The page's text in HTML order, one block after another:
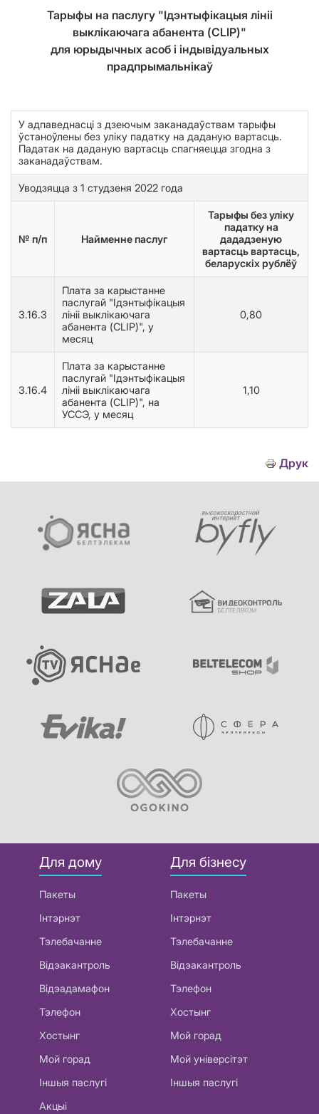
Тарыфы на паслугу "Ідэнтыфікацыя лініі
выклікаючага абанента (CLIP)"
для юрыдычных асоб і індывідуальных
прадпрымальнікаў
У адпаведнасці з дзеючым заканадаўствам тарыфы
ўстаноўлены без уліку падатку на даданую вартасць.
Падатак на даданую вартасць спагняецца згодна з
заканадаўствам.
Уводзяцца з 1 студзеня 2022 года
№ п/п Найменне паслуг
Тарыфы без уліку
падатку на
дададзеную
вартасць вартасць,
беларускіх рублёў
3.16.3
Плата за карыстанне
паслугай "Ідэнтыфікацыя
лініі выклікаючага
абанента (CLIP)", у
месяц
0,80
3.16.4
Плата за карыстанне
паслугай "Ідэнтыфікацыя
лініі выклікаючага
абанента (CLIP)", на
УССЭ, у месяц
1,10
Друк
Для дому
Пакеты
Інтэрнэт
Тэлебачанне
Відэакантроль
Відэадамафон
Тэлефон
Хостынг
Мой горад
Іншыя паслугі
Акцыі
Для бізнесу
Пакеты
Інтэрнэт
Тэлебачанне
Відэакантроль
Тэлефон
Хостынг
Мой горад
Мой універсітэт
Іншыя паслугі